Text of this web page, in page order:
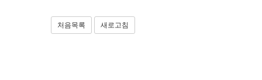
처음목록 새로고침